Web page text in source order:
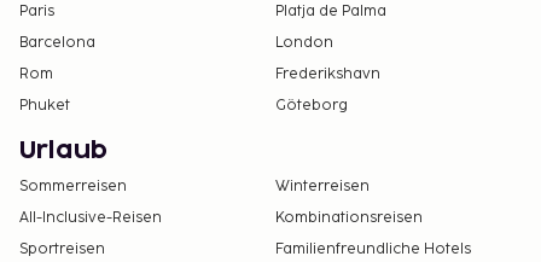
Paris
Platja de Palma
Barcelona
London
Rom
Frederikshavn
Phuket
Göteborg
Urlaub
Sommerreisen
Winterreisen
All-Inclusive-Reisen
Kombinationsreisen
Sportreisen
Familienfreundliche Hotels